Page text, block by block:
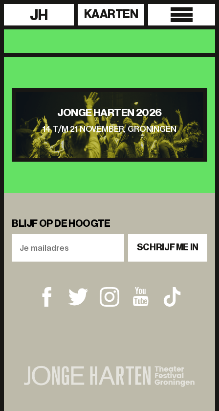
JH KAARTEN
JONGE HARTEN 2026
14 T/M 21 NOVEMBER, GRONINGEN
BLIJF OP DE HOOGTE
SCHRIJF ME IN